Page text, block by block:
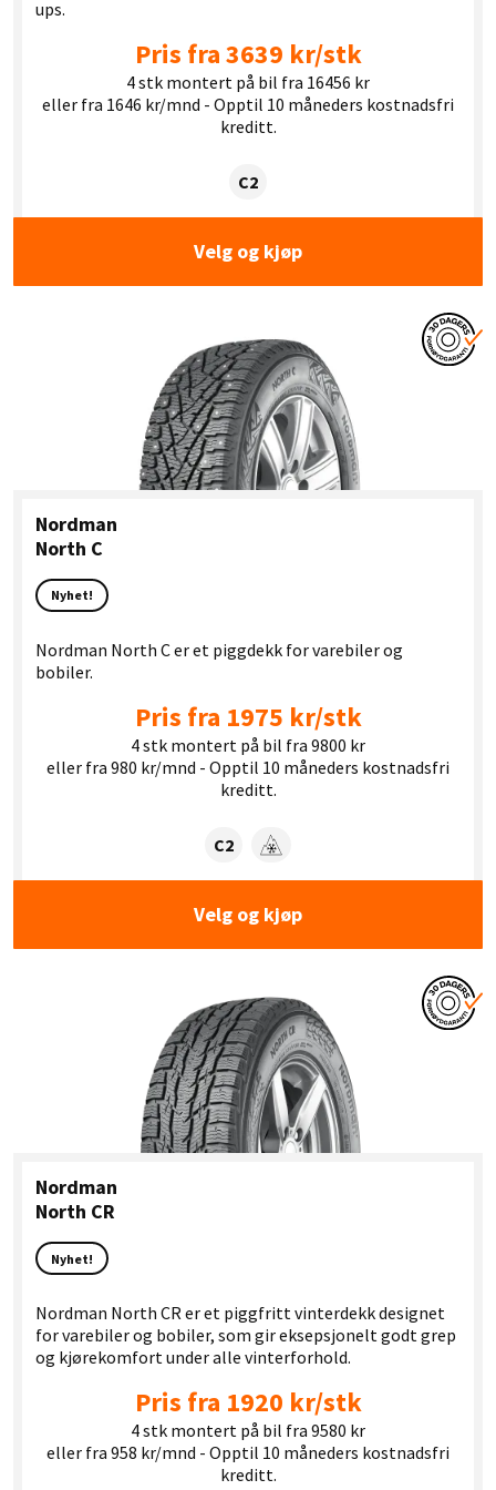
ups.
Pris fra 3639 kr/stk
4 stk montert på bil fra 16456 kr
eller fra 1646 kr/mnd - Opptil 10 måneders kostnadsfri
kreditt.
Dekklasse:
C2
Velg og kjøp
Nordman
North C
Nyhet!
Nordman North C er et piggdekk for varebiler og
bobiler.
Pris fra 1975 kr/stk
4 stk montert på bil fra 9800 kr
eller fra 980 kr/mnd - Opptil 10 måneders kostnadsfri
kreditt.
Dekklasse:
C2 Snøgrep
Velg og kjøp
Nordman
North CR
Nyhet!
Nordman North CR er et piggfritt vinterdekk designet
for varebiler og bobiler, som gir eksepsjonelt godt grep
og kjørekomfort under alle vinterforhold.
Pris fra 1920 kr/stk
4 stk montert på bil fra 9580 kr
eller fra 958 kr/mnd - Opptil 10 måneders kostnadsfri
kreditt.